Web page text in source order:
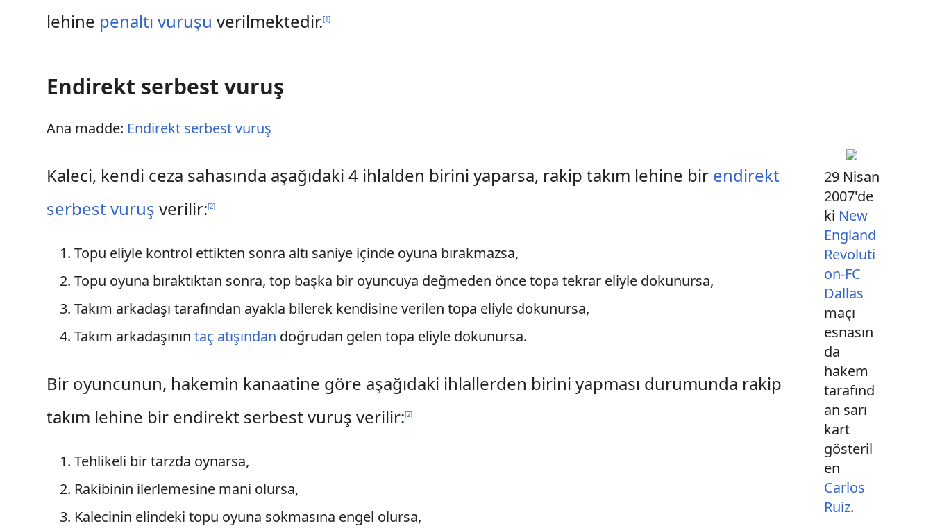
lehine penaltı vuruşu verilmektedir.[1]
Endirekt serbest vuruş
Ana madde: Endirekt serbest vuruş
29 Nisan
2007'de
ki New
England
Revoluti
on-FC
Dallas
maçı
esnasın
da
hakem
tarafınd
an sarı
kart
gösteril
en
Carlos
Ruiz.
Kaleci, kendi ceza sahasında aşağıdaki 4 ihlalden birini yaparsa, rakip takım lehine bir endirekt
serbest vuruş verilir:[2]
Topu eliyle kontrol ettikten sonra altı saniye içinde oyuna bırakmazsa,
Topu oyuna bıraktıktan sonra, top başka bir oyuncuya değmeden önce topa tekrar eliyle dokunursa,
Takım arkadaşı tarafından ayakla bilerek kendisine verilen topa eliyle dokunursa,
Takım arkadaşınıntaç atışından doğrudan gelen topa eliyle dokunursa.
Bir oyuncunun, hakemin kanaatine göre aşağıdaki ihlallerden birini yapması durumunda rakip
takım lehine bir endirekt serbest vuruş verilir:[2]
Tehlikeli bir tarzda oynarsa,
Rakibinin ilerlemesine mani olursa,
Kalecinin elindeki topu oyuna sokmasına engel olursa,